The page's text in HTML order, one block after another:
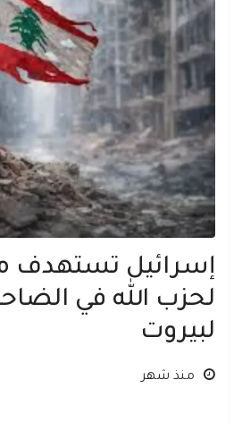
إسرائيل تستهدف
لحزب الله في
لبيروت
منذ شهر